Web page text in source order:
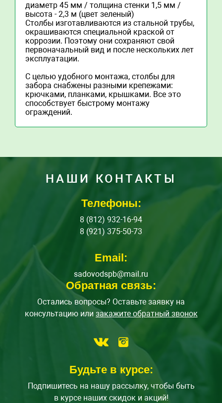
диаметр 45 мм / толщина стенки 1,5 мм /
высота - 2,3 м (цвет зеленый)
Столбы изготавливаются из стальной трубы,
окрашиваются специальной краской от
коррозии. Поэтому они сохраняют свой
первоначальный вид и после нескольких лет
эксплуатации.
С целью удобного монтажа, столбы для
забора снабжены разными крепежами:
крючками, планками, крышками. Все это
способствует быстрому монтажу
ограждений.
НАШИ КОНТАКТЫ
Телефоны:
8 (812) 932-16-94
8 (921) 375-50-73
Email:
sadovodspb@mail.ru
Обратная связь:
Остались вопросы? Оставьте заявку на
консультацию или закажите обратный звонок
Будьте в курсе:
Подпишитесь на нашу рассылку, чтобы быть
в курсе наших скидок и акций!